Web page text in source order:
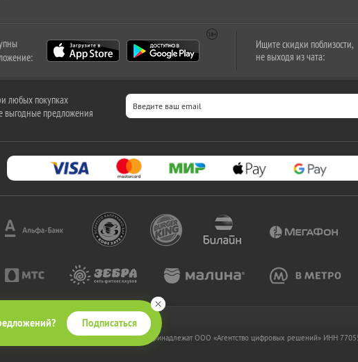
Подписаться
Ищите скидки поблизости,
не выходя из чата:
любых покупках
выгодные предложения
права защищены.
"КупиКупон" и на сайт www.kupikupon.ru принадлежат OOO «Агентство цифровых решений» ИНН